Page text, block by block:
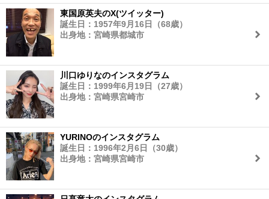
東国原英夫のX(ツイッター)
誕生日：1957年9月16日（68歳）
出身地：宮崎県都城市
川口ゆりなのインスタグラム
誕生日：1999年6月19日（27歳）
出身地：宮崎県宮崎市
YURINOのインスタグラム
誕生日：1996年2月6日（30歳）
出身地：宮崎県宮崎市